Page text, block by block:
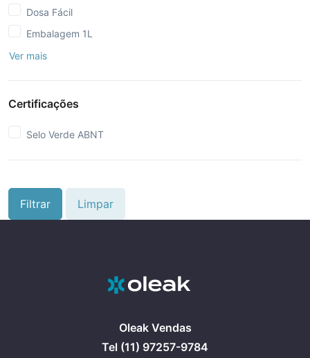
Dosa Fácil
Embalagem 1L
Ver mais
Certificações
Selo Verde ABNT
Filtrar Limpar
Oleak Vendas
Tel (11) 97257-9784